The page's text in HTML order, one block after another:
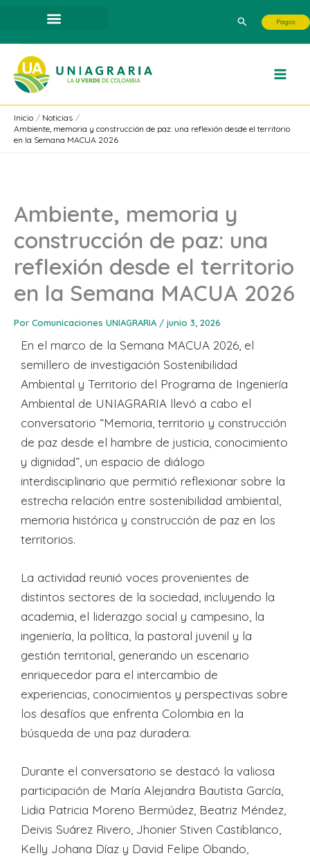
contenido
Buscar Pagos
Inicio
Noticias
Ambiente, memoria y construcción de paz: una reflexión desde el territorio
en la Semana MACUA 2026
Ambiente, memoria y
construcción de paz: una
reflexión desde el territorio
en la Semana MACUA 2026
Por Comunicaciones UNIAGRARIA / junio 3, 2026
En el marco de la Semana MACUA 2026, el
semillero de investigación Sostenibilidad
Ambiental y Territorio del Programa de Ingeniería
Ambiental de UNIAGRARIA llevó a cabo el
conversatorio “Memoria, territorio y construcción
de paz desde el hambre de justicia, conocimiento
y dignidad”, un espacio de diálogo
interdisciplinario que permitió reflexionar sobre la
estrecha relación entre sostenibilidad ambiental,
memoria histórica y construcción de paz en los
territorios.
La actividad reunió voces provenientes de
distintos sectores de la sociedad, incluyendo la
academia, el liderazgo social y campesino, la
ingeniería, la política, la pastoral juvenil y la
gestión territorial, generando un escenario
enriquecedor para el intercambio de
experiencias, conocimientos y perspectivas sobre
los desafíos que enfrenta Colombia en la
búsqueda de una paz duradera.
Durante el conversatorio se destacó la valiosa
participación de María Alejandra Bautista García,
Lidia Patricia Moreno Bermúdez, Beatriz Méndez,
Deivis Suárez Rivero, Jhonier Stiven Castiblanco,
Kelly Johana Díaz y David Felipe Obando,